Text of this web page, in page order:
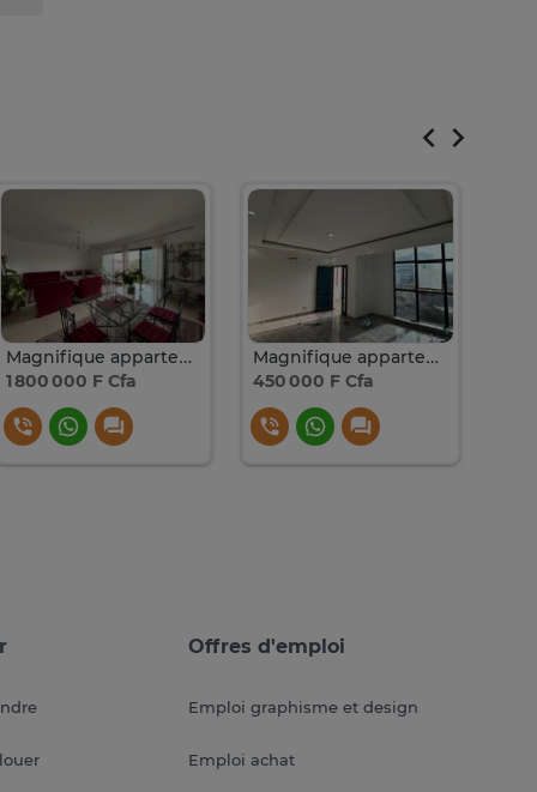
Magnifique appartement meublé à louer à Mermoz
1 800 000 F Cfa
Magnifique appartement de type F4 à louer
450 000 F Cfa
Offres d'emploi
Emploi graphisme et design
Emploi achat